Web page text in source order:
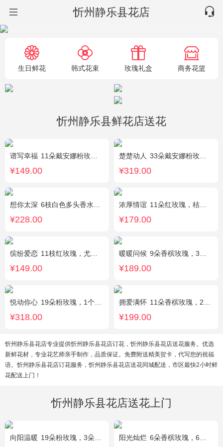
忻州静乐县花店
生日鲜花 韩式花束 玫瑰礼盒 商务花篮
忻州静乐县鲜花店送花
谱写幸福 11朵戴安娜粉玫瑰，搭配适量情人草装饰
¥149.00
楚楚动人 33朵戴安娜粉玫瑰，相思梅搭配
¥319.00
想你太深 6枝白色多头香水百合，黄莺、勿忘我搭配。
¥228.00
浓厚情谊 11朵红玫瑰，桔梗、红豆、绿叶搭配
¥179.00
缤纷爱恋 11枝红玫瑰，尤加利叶搭配
¥149.00
暖暖问候 9朵香槟玫瑰，3朵向日葵，满天星、绿叶搭配
¥189.00
悦动你心 19朵粉玫瑰，1个粉色绣球，2个白色乒乓菊，粉色桔梗、尤加利间插丰满
¥318.00
拥爱满怀 11朵香槟玫瑰，2支多头白百合，绿叶搭配
¥199.00
忻州静乐县花店专业提供忻州静乐县花店订花，忻州静乐县花店送花服务。优选
新鲜花材，专业花艺师亲手制作，品质保证。免费附送精美贺卡，代写您的祝福
语。忻州静乐县花店订花服务，忻州静乐县花店送花同城配送，市区最快2小时鲜
花配送上门！
忻州静乐县花店送花上门
向阳温暖 19朵粉玫瑰，3朵向日葵，绿叶搭配 阳光灿烂 6朵香槟玫瑰，6朵粉玫瑰，3朵向日葵，2枝多头白百合，1枝多头粉百合，绿叶